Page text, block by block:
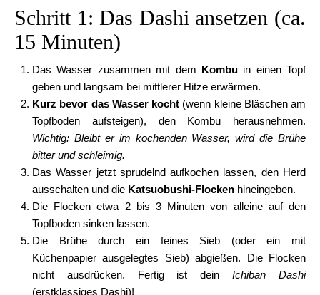
Schritt 1: Das Dashi ansetzen (ca.
15 Minuten)
Das Wasser zusammen mit dem Kombuin einen Topf
geben und langsam bei mittlerer Hitze erwärmen.
Kurz bevor das Wasser kocht (wenn kleine Bläschen am
Topfboden aufsteigen), den Kombu herausnehmen.
Wichtig: Bleibt er im kochenden Wasser, wird die Brühe
bitter und schleimig.
Das Wasser jetzt sprudelnd aufkochen lassen, den Herd
ausschalten und die Katsuobushi-Flocken hineingeben.
Die Flocken etwa 2 bis 3 Minuten von alleine auf den
Topfboden sinken lassen.
Die Brühe durch ein feines Sieb (oder ein mit
Küchenpapier ausgelegtes Sieb) abgießen. Die Flocken
nicht ausdrücken. Fertig ist deinIchiban Dashi
(erstklassiges Dashi)!